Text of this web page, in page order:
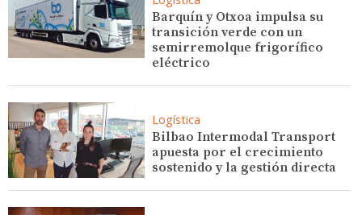
Barquín y Otxoa impulsa su
transición verde con un
semirremolque frigorífico
eléctrico
Logística
Bilbao Intermodal Transport
apuesta por el crecimiento
sostenido y la gestión directa